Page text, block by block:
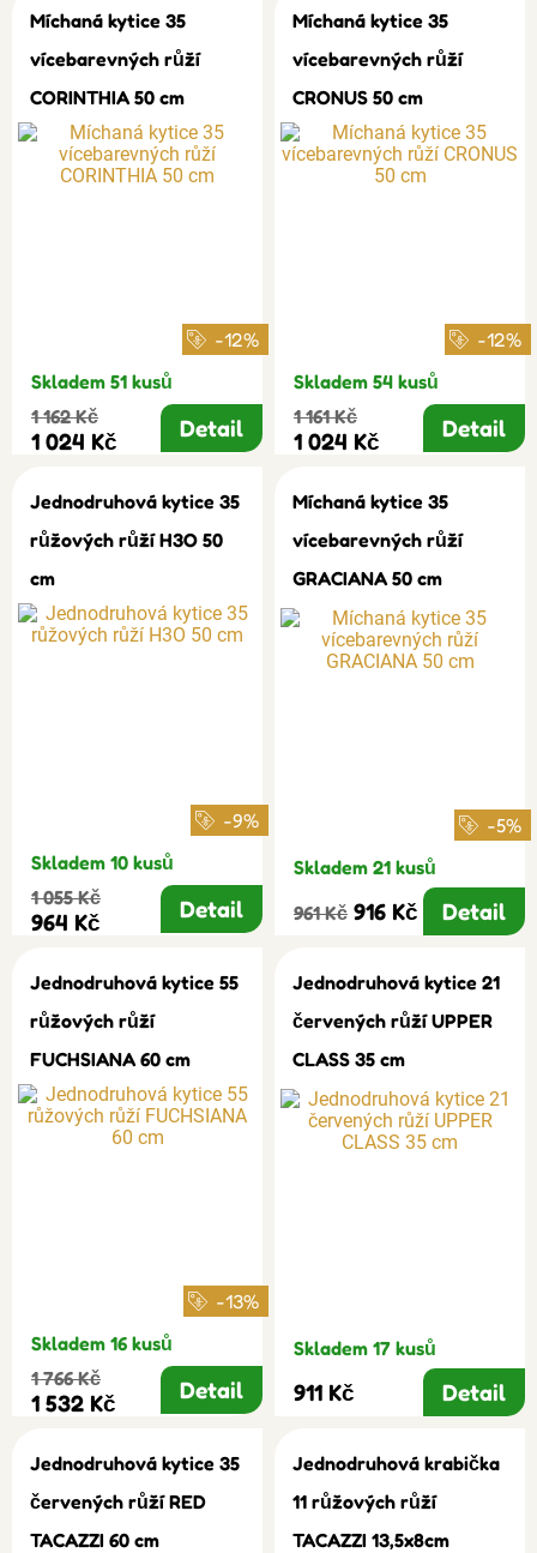
Míchaná kytice 35
vícebarevných růží
CORINTHIA 50 cm
-12%
Skladem 51 kusů
1 162 Kč
1 024 Kč Detail
Míchaná kytice 35
vícebarevných růží
CRONUS 50 cm
-12%
Skladem 54 kusů
1 161 Kč
1 024 Kč Detail
Jednodruhová kytice 35
růžových růží H3O 50
cm
-9%
Skladem 10 kusů
1 055 Kč
964 Kč Detail
Míchaná kytice 35
vícebarevných růží
GRACIANA 50 cm
-5%
Skladem 21 kusů
961 Kč 916 Kč Detail
Jednodruhová kytice 55
růžových růží
FUCHSIANA 60 cm
-13%
Skladem 16 kusů
1 766 Kč
1 532 Kč Detail
Jednodruhová kytice 21
červených růží UPPER
CLASS 35 cm
Skladem 17 kusů
911 Kč Detail
Jednodruhová kytice 35
červených růží RED
TACAZZI 60 cm
Jednodruhová krabička
11 růžových růží
TACAZZI 13,5x8cm